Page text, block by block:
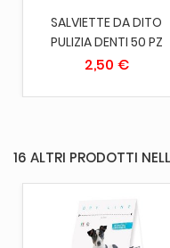
SALVIETTE DA DITO
PULIZIA DENTI 50 PZ
2,50 €
16 ALTRI PRODOTTI